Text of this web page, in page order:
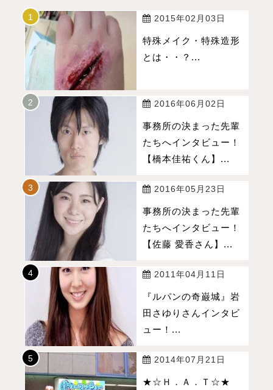
2015年02月03日
特殊メイク・特殊造形
とは・・？...
2016年06月02日
事務所の決まった先輩
たちへインタビュー！
【橋本佳祐くん】...
2016年05月23日
事務所の決まった先輩
たちへインタビュー！
【佐藤 愛香さん】...
2011年04月11日
『ルパンの奇巌城』岩
田さゆりさんインタビ
ュー！...
2014年07月21日
★☆Ｈ．Ａ．Ｔ☆★